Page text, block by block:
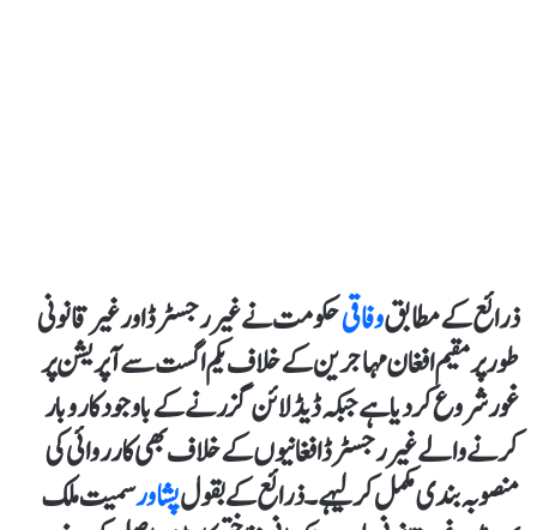
ذرائع کے مطابقوفاقیحکومت نے غیر رجسٹرڈ اور غیر قانونی
طور پر مقیم افغان مہاجرین کے خلاف یکم اگست سے آپریشن پر
غور شروع کر دیا ہے جبکہ ڈیڈ لائن گزرنے کے باوجود کاروبار
کرنے والے غیر رجسٹرڈ افغانیوں کے خلاف بھی کارروائی کی
منصوبہ بندی مکمل کر لیہے ۔ ذرائع کے بقولپشاورسمیت ملک